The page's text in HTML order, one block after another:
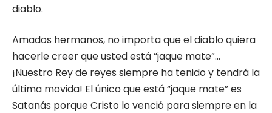
diablo.
Amados hermanos, no importa que el diablo quiera
hacerle creer que usted está “jaque mate”…
¡Nuestro Rey de reyes siempre ha tenido y tendrá la
última movida! El único que está “jaque mate” es
Satanás porque Cristo lo venció para siempre en la